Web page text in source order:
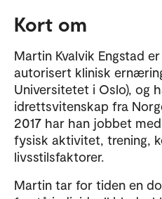
Kort om
Martin Kvalvik Engstad
autorisert klinisk
Universitetet i Oslo), og
idrettsvitenskap fra
2017 har han jobbet
fysisk aktivitet, trening,
livsstilsfaktorer.
Martin tar for tiden en